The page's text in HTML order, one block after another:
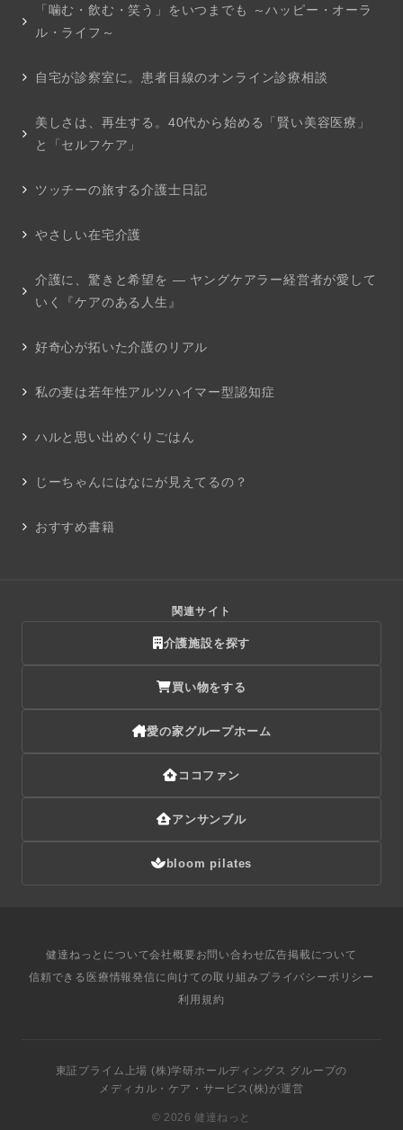
「噛む・飲む・笑う」をいつまでも ～ハッピー・オーラ
ル・ライフ～
自宅が診察室に。患者目線のオンライン診療相談
美しさは、再生する。40代から始める「賢い美容医療」
と「セルフケア」
ツッチーの旅する介護士日記
やさしい在宅介護
介護に、驚きと希望を ― ヤングケアラー経営者が愛して
いく『ケアのある人生』
好奇心が拓いた介護のリアル
私の妻は若年性アルツハイマー型認知症
ハルと思い出めぐりごはん
じーちゃんにはなにが見えてるの？
おすすめ書籍
関連サイト
介護施設を探す
買い物をする
愛の家グループホーム
ココファン
アンサンブル
bloom pilates
健達ねっとについて会社概要 お問い合わせ広告掲載について
信頼できる医療情報発信に向けての取り組み プライバシーポリシー
利用規約
東証プライム上場 (株)学研ホールディングス グループの
メディカル・ケア・サービス(株) が運営
© 2026 健達ねっと